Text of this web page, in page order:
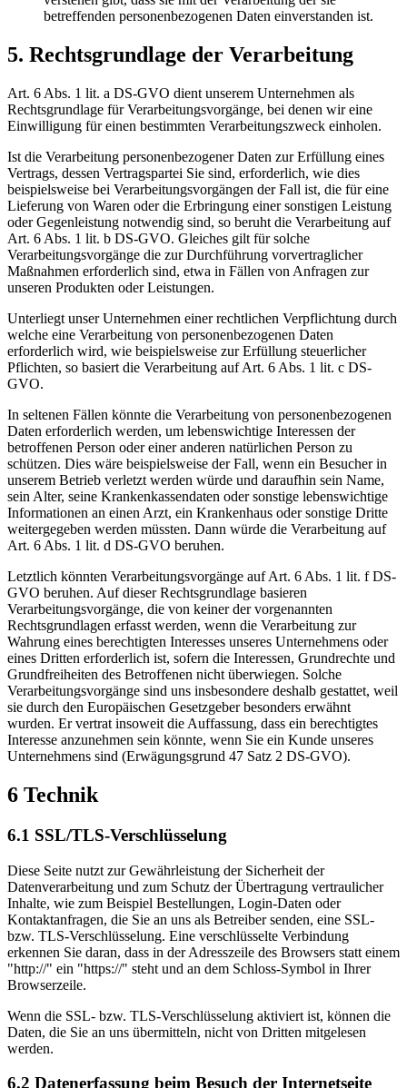
betreffenden personenbezogenen Daten einverstanden ist.
5. Rechtsgrundlage der Verarbeitung
Art. 6 Abs. 1 lit. a DS-GVO dient unserem Unternehmen als
Rechtsgrundlage für Verarbeitungsvorgänge, bei denen wir eine
Einwilligung für einen bestimmten Verarbeitungszweck einholen.
Ist die Verarbeitung personenbezogener Daten zur Erfüllung eines
Vertrags, dessen Vertragspartei Sie sind, erforderlich, wie dies
beispielsweise bei Verarbeitungsvorgängen der Fall ist, die für eine
Lieferung von Waren oder die Erbringung einer sonstigen Leistung
oder Gegenleistung notwendig sind, so beruht die Verarbeitung auf
Art. 6 Abs. 1 lit. b DS-GVO. Gleiches gilt für solche
Verarbeitungsvorgänge die zur Durchführung vorvertraglicher
Maßnahmen erforderlich sind, etwa in Fällen von Anfragen zur
unseren Produkten oder Leistungen.
Unterliegt unser Unternehmen einer rechtlichen Verpflichtung durch
welche eine Verarbeitung von personenbezogenen Daten
erforderlich wird, wie beispielsweise zur Erfüllung steuerlicher
Pflichten, so basiert die Verarbeitung auf Art. 6 Abs. 1 lit. c DS-
GVO.
In seltenen Fällen könnte die Verarbeitung von personenbezogenen
Daten erforderlich werden, um lebenswichtige Interessen der
betroffenen Person oder einer anderen natürlichen Person zu
schützen. Dies wäre beispielsweise der Fall, wenn ein Besucher in
unserem Betrieb verletzt werden würde und daraufhin sein Name,
sein Alter, seine Krankenkassendaten oder sonstige lebenswichtige
Informationen an einen Arzt, ein Krankenhaus oder sonstige Dritte
weitergegeben werden müssten. Dann würde die Verarbeitung auf
Art. 6 Abs. 1 lit. d DS-GVO beruhen.
Letztlich könnten Verarbeitungsvorgänge auf Art. 6 Abs. 1 lit. f DS-
GVO beruhen. Auf dieser Rechtsgrundlage basieren
Verarbeitungsvorgänge, die von keiner der vorgenannten
Rechtsgrundlagen erfasst werden, wenn die Verarbeitung zur
Wahrung eines berechtigten Interesses unseres Unternehmens oder
eines Dritten erforderlich ist, sofern die Interessen, Grundrechte und
Grundfreiheiten des Betroffenen nicht überwiegen. Solche
Verarbeitungsvorgänge sind uns insbesondere deshalb gestattet, weil
sie durch den Europäischen Gesetzgeber besonders erwähnt
wurden. Er vertrat insoweit die Auffassung, dass ein berechtigtes
Interesse anzunehmen sein könnte, wenn Sie ein Kunde unseres
Unternehmens sind (Erwägungsgrund 47 Satz 2 DS-GVO).
6 Technik
6.1 SSL/TLS-Verschlüsselung
Diese Seite nutzt zur Gewährleistung der Sicherheit der
Datenverarbeitung und zum Schutz der Übertragung vertraulicher
Inhalte, wie zum Beispiel Bestellungen, Login-Daten oder
Kontaktanfragen, die Sie an uns als Betreiber senden, eine SSL-
bzw. TLS-Verschlüsselung. Eine verschlüsselte Verbindung
erkennen Sie daran, dass in der Adresszeile des Browsers statt einem
"http://" ein "https://" steht und an dem Schloss-Symbol in Ihrer
Browserzeile.
Wenn die SSL- bzw. TLS-Verschlüsselung aktiviert ist, können die
Daten, die Sie an uns übermitteln, nicht von Dritten mitgelesen
werden.
6.2 Datenerfassung beim Besuch der Internetseite